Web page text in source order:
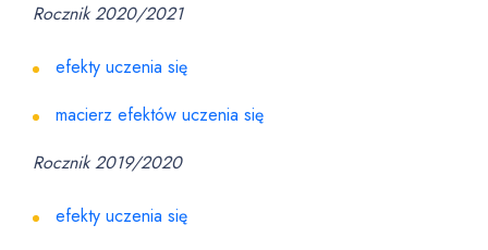
Rocznik 2020/2021
efekty uczenia się
macierz efektów uczenia się
Rocznik 2019/2020
efekty uczenia się